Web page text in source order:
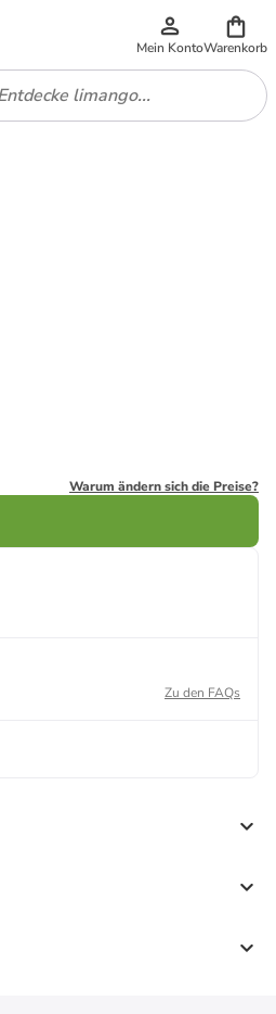
Mein KontoWarenkorb
Warum ändern sich die Preise?
Zu den FAQs